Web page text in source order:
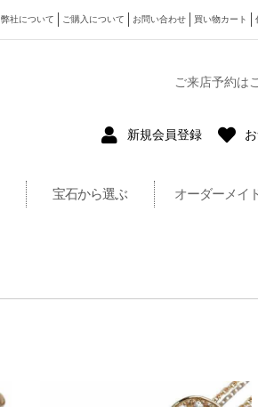
弊社について ご購入について お問い合わせ 買い物カート
ご来店予約は
新規会員登録
宝石から選ぶ オーダーメイ